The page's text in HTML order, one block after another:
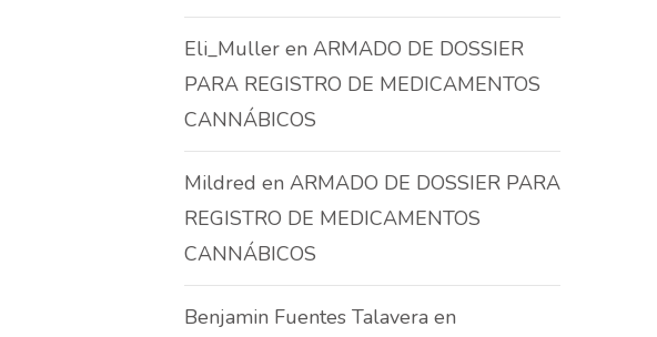
Eli_Mulleren ARMADO DE DOSSIER
PARA REGISTRO DE MEDICAMENTOS
CANNÁBICOS
Mildred en ARMADO DE DOSSIER PARA
REGISTRO DE MEDICAMENTOS
CANNÁBICOS
Benjamin Fuentes Talaveraen